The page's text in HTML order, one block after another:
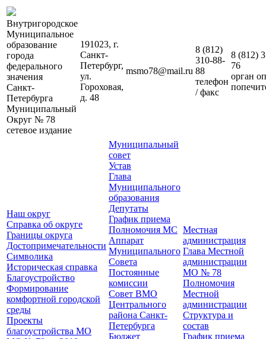
Внутригородское
Муниципальное
образование
города
федерального
значения
Санкт-
Петербурга
Муниципальный
Округ № 78
сетевое издание
191023, г.
Санкт-
Петербург,
ул.
Гороховая,
д. 48
msmo78@mail.ru
8 (812)
310-88-
88
телефон
/ факс
8 (812)
76
орган
Наш округ
Справка об округе
Границы округа
Достопримечательности
Символика
Историческая справка
Благоустройство
Формирование
комфортной городской
среды
Проекты
благоустройства МО
Муниципальный
совет
Устав
Глава
Муниципального
образования
Депутаты
График приема
Полномочия МС
Аппарат
Муниципального
Совета
Постоянные
комиссии
Совет ВМО
Центрального
района Санкт-
Петербурга
Бюджет
Местная
администрация
Глава Местной
администрации
МО № 78
Полномочия
Местной
администрации
Cтруктура и
состав
График приема